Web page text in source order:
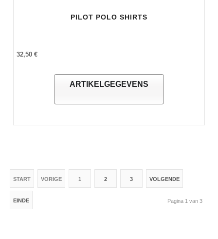
PILOT POLO SHIRTS
32,50 €
ARTIKELGEGEVENS
START VORIGE 1 2 3 VOLGENDE
EINDE Pagina 1 van 3